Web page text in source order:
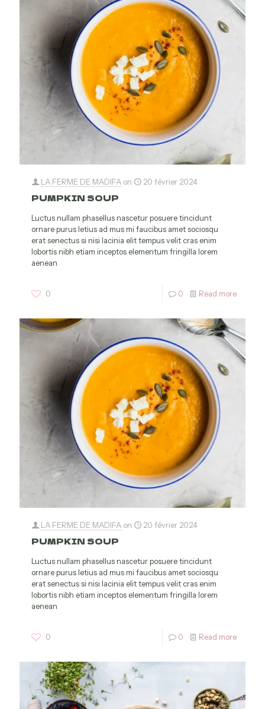
LA FERME DE MADIFA on 20 février 2024
PUMPKIN SOUP
Luctus nullam phasellus nascetur posuere tincidunt
ornare purus letius ad mus mi faucibus amet sociosqu
erat senectus si nisi lacinia elit tempus velit cras enim
lobortis nibh etiam inceptos elementum fringilla lorem
aenean
0 0 Read more
LA FERME DE MADIFA on 20 février 2024
PUMPKIN SOUP
Luctus nullam phasellus nascetur posuere tincidunt
ornare purus letius ad mus mi faucibus amet sociosqu
erat senectus si nisi lacinia elit tempus velit cras enim
lobortis nibh etiam inceptos elementum fringilla lorem
aenean
0 0 Read more